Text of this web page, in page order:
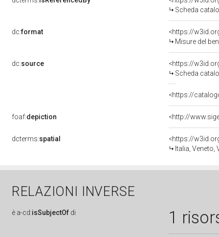
Scheda
dc:format
<https://
Misure del
dc:source
<https://
Scheda
<https://
foaf:depiction
dcterms:spatial
<https://
Italia, Veneto,
RELAZIONI INVERSE
è a-cd:isSubjectOf di 1